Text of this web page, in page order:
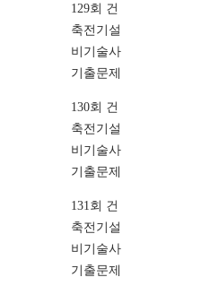
129회 건
축전기설
비기술사
기출문제
130회 건
축전기설
비기술사
기출문제
131회 건
축전기설
비기술사
기출문제